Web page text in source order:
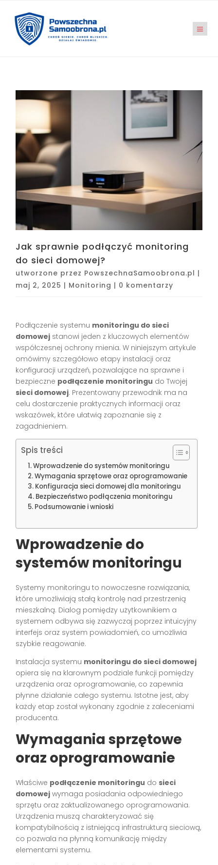
Jak sprawnie podłączyć monitoring
do sieci domowej?
utworzone przez PowszechnaSamoobrona.pl |
maj 2, 2025 | Monitoring | 0 komentarzy
Podłączenie systemu monitoringu do sieci
domowej stanowi jeden z kluczowych elementów
współczesnej ochrony mienia. W niniejszym artykule
omówimy szczegółowo etapy instalacji oraz
konfiguracji urządzeń, pozwalające na sprawne i
bezpieczne podłączenie monitoringu do Twojej
sieci domowej. Prezentowany przewodnik ma na
celu dostarczenie praktycznych informacji oraz
wskazówek, które ułatwią zapoznanie się z
zagadnieniem.
Spis treści
Wprowadzenie do systemów monitoringu
Wymagania sprzętowe oraz oprogramowanie
Konfiguracja sieci domowej dla monitoringu
Bezpieczeństwo podłączenia monitoringu
Podsumowanie i wnioski
Wprowadzenie do
systemów monitoringu
Systemy monitoringu to nowoczesne rozwiązania,
które umożliwiają stałą kontrolę nad przestrzenią
mieszkalną. Dialog pomiędzy użytkownikiem a
systemem odbywa się zazwyczaj poprzez intuicyjny
interfejs oraz system powiadomień, co umożliwia
szybkie reagowanie.
Instalacja systemu monitoringu do sieci domowej
opiera się na klarownym podziale funkcji pomiędzy
urządzenia oraz oprogramowanie, co zapewnia
płynne działanie całego systemu. Istotne jest, aby
każdy etap został wykonany zgodnie z zaleceniami
producenta.
Wymagania sprzętowe
oraz oprogramowanie
Właściwe podłączenie monitoringu do sieci
domowej wymaga posiadania odpowiedniego
sprzętu oraz zaktualizowanego oprogramowania.
Urządzenia muszą charakteryzować się
kompatybilnością z istniejącą infrastrukturą sieciową,
co pozwala na płynną komunikację między
elementami systemu.